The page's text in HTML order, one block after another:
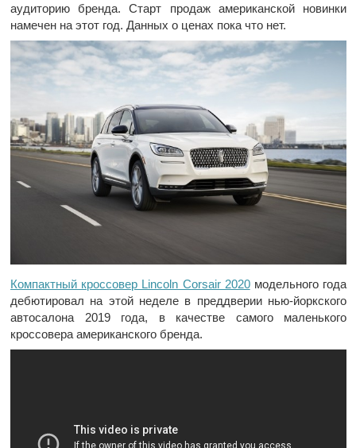
аудиторию бренда. Старт продаж американской новинки
намечен на этот год. Данных о ценах пока что нет.
Компактный кроссовер Lincoln Corsair 2020модельного года
дебютировал на этой неделе в преддверии нью-йоркского
автосалона 2019 года, в качестве самого маленького
кроссовера американского бренда.